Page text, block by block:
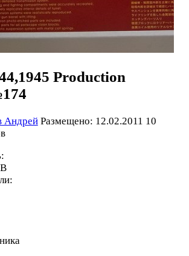
Рroduction
Андрей Размещено: 12.02.2011 10